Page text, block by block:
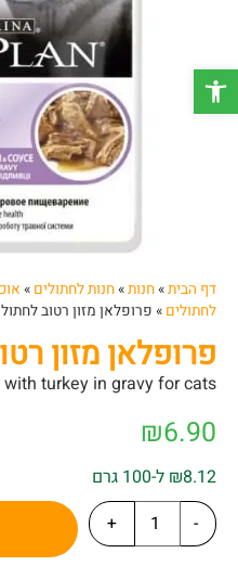
פתח סרגל נגישות
דף הבית»חנות»חנות לחתולים »
לחתולים »פרופלאן מזון רטוב
פרופלאן מזון
turkey in gravy for cats
₪6.90
₪8.12 ל-100 גרם
-
+